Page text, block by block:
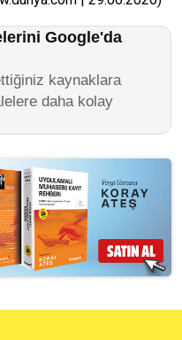
Google'da
kaynaklara
daha kolay